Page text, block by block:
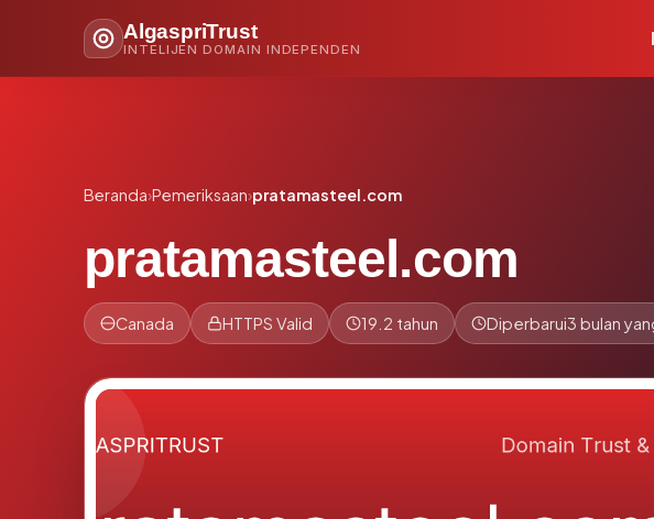
AlgaspriTrust
INTELIJEN DOMAIN INDEPENDEN
Beranda›Pemeriksaan›pratamasteel.com
pratamasteel.com
Canada HTTPS Valid 19.2 tahun Diperbarui3 bulan